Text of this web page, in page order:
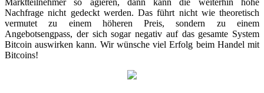
Marktteilnehmer so agieren, dann kann die weiterhin hohe
Nachfrage nicht gedeckt werden. Das führt nicht wie theoretisch
vermutet zu einem höheren Preis, sondern zu einem
Angebotsengpass, der sich sogar negativ auf das gesamte System
Bitcoin auswirken kann. Wir wünsche viel Erfolg beim Handel mit
Bitcoins!